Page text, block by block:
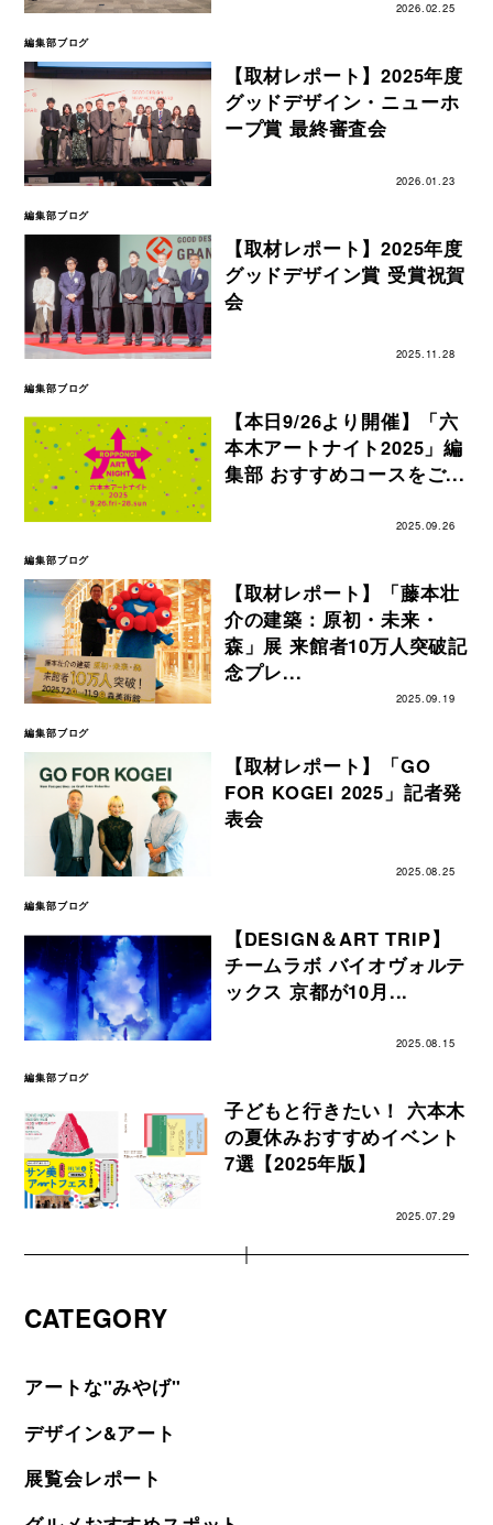
2026.02.25
編集部ブログ
【取材レポート】2025年度
グッドデザイン・ニューホ
ープ賞 最終審査会
2026.01.23
編集部ブログ
【取材レポート】2025年度
グッドデザイン賞 受賞祝賀
会
2025.11.28
編集部ブログ
【本日9/26より開催】「六
本木アートナイト2025」編
集部 おすすめコースをご...
2025.09.26
編集部ブログ
【取材レポート】「藤本壮
介の建築：原初・未来・
森」展 来館者10万人突破記
念プレ...
2025.09.19
編集部ブログ
【取材レポート】「GO
FOR KOGEI 2025」記者発
表会
2025.08.25
編集部ブログ
【DESIGN＆ART TRIP】
チームラボ バイオヴォルテ
ックス 京都が10月...
2025.08.15
編集部ブログ
子どもと行きたい！ 六本木
の夏休みおすすめイベント
7選【2025年版】
2025.07.29
CATEGORY
アートな"みやげ"
デザイン&アート
展覧会レポート